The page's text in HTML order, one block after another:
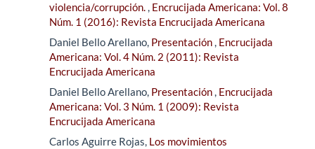
violencia/corrupción., Encrucijada Americana: Vol. 8
Núm. 1 (2016): Revista Encrucijada Americana
Daniel Bello Arellano, Presentación, Encrucijada
Americana: Vol. 4 Núm. 2 (2011): Revista
Encrucijada Americana
Daniel Bello Arellano, Presentación, Encrucijada
Americana: Vol. 3 Núm. 1 (2009): Revista
Encrucijada Americana
Carlos Aguirre Rojas, Los movimientos